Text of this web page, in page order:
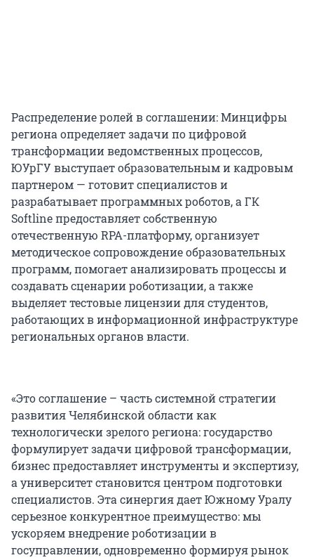
Распределение ролей в соглашении: Минцифры
региона определяет задачи по цифровой
трансформации ведомственных процессов,
ЮУрГУ выступает образовательным и кадровым
партнером — готовит специалистов и
разрабатывает программных роботов, а ГК
Softline предоставляет собственную
отечественную RPA-платформу, организует
методическое сопровождение образовательных
программ, помогает анализировать процессы и
создавать сценарии роботизации, а также
выделяет тестовые лицензии для студентов,
работающих в информационной инфраструктуре
региональных органов власти.
«Это соглашение – часть системной стратегии
развития Челябинской области как
технологически зрелого региона: государство
формулирует задачи цифровой трансформации,
бизнес предоставляет инструменты и экспертизу,
а университет становится центром подготовки
специалистов. Эта синергия дает Южному Уралу
серьезное конкурентное преимущество: мы
ускоряем внедрение роботизации в
госуправлении, одновременно формируя рынок